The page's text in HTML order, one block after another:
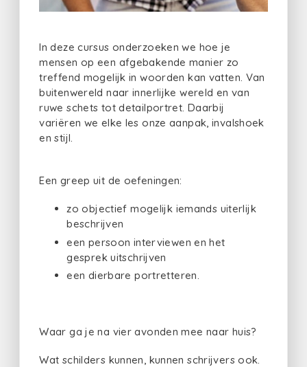
In deze cursus onderzoeken we hoe je
mensen op een afgebakende manier zo
treffend mogelijk in woorden kan vatten. Van
buitenwereld naar innerlijke wereld en van
ruwe schets tot detailportret. Daarbij
variëren we elke les onze aanpak, invalshoek
en stijl.
Een greep uit de oefeningen:
zo objectief mogelijk iemands uiterlijk
beschrijven
een persoon interviewen en het
gesprek uitschrijven
een dierbare portretteren.
Waar ga je na vier avonden mee naar huis?
Wat schilders kunnen, kunnen schrijvers ook.